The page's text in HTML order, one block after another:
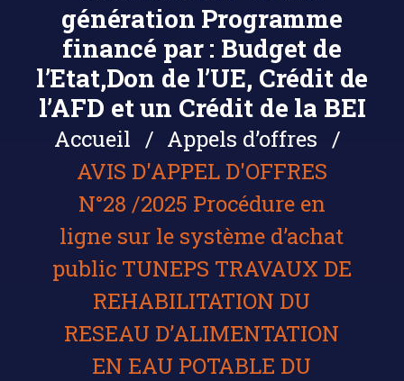
génération Programme
financé par : Budget de
l’Etat,Don de l’UE, Crédit de
l’AFD et un Crédit de la BEI
Accueil
Appels d’offres
AVIS D'APPEL D'OFFRES
N°28 /2025 Procédure en
ligne sur le système d’achat
public TUNEPS TRAVAUX DE
REHABILITATION DU
RESEAU D’ALIMENTATION
EN EAU POTABLE DU